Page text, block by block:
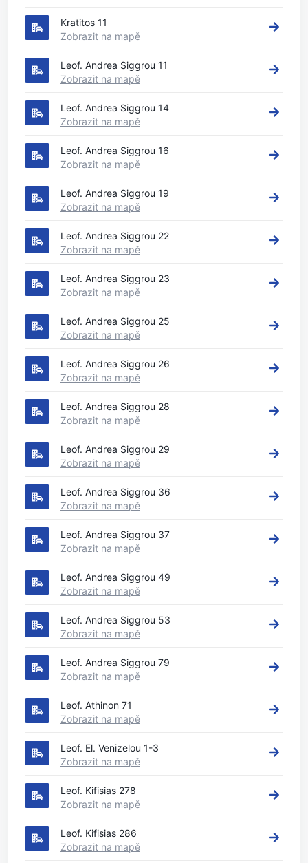
Kratitos 11
Zobrazit na mapě
Leof. Andrea Siggrou 11
Zobrazit na mapě
Leof. Andrea Siggrou 14
Zobrazit na mapě
Leof. Andrea Siggrou 16
Zobrazit na mapě
Leof. Andrea Siggrou 19
Zobrazit na mapě
Leof. Andrea Siggrou 22
Zobrazit na mapě
Leof. Andrea Siggrou 23
Zobrazit na mapě
Leof. Andrea Siggrou 25
Zobrazit na mapě
Leof. Andrea Siggrou 26
Zobrazit na mapě
Leof. Andrea Siggrou 28
Zobrazit na mapě
Leof. Andrea Siggrou 29
Zobrazit na mapě
Leof. Andrea Siggrou 36
Zobrazit na mapě
Leof. Andrea Siggrou 37
Zobrazit na mapě
Leof. Andrea Siggrou 49
Zobrazit na mapě
Leof. Andrea Siggrou 53
Zobrazit na mapě
Leof. Andrea Siggrou 79
Zobrazit na mapě
Leof. Athinon 71
Zobrazit na mapě
Leof. El. Venizelou 1-3
Zobrazit na mapě
Leof. Kifisias 278
Zobrazit na mapě
Leof. Kifisias 286
Zobrazit na mapě